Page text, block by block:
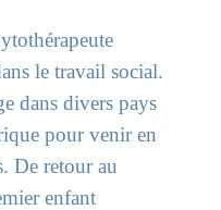
le travail social.
dans divers pays
pour venir en
De retour au
enfant